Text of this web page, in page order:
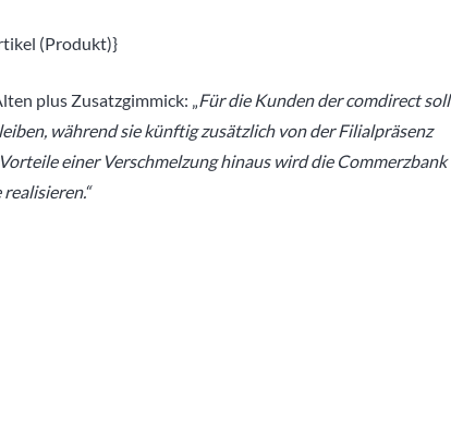
(Produkt)}
plus Zusatzgimmick: „Für die Kunden der comdirect soll
während sie künftig zusätzlich von der Filialpräsenz
einer Verschmelzung hinaus wird die Commerzbank